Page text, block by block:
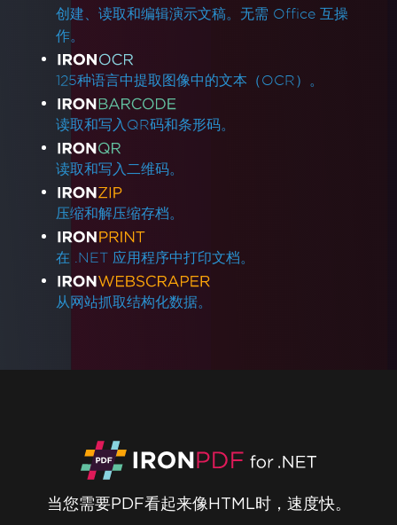
创建、读取和编辑演示文稿。无需 Office 互操
作。
125种语言中提取图像中的文本（OCR）。
读取和写入QR码和条形码。
读取和写入二维码。
压缩和解压缩存档。
在 .NET 应用程序中打印文档。
从网站抓取结构化数据。
当您需要PDF看起来像HTML时，速度快。